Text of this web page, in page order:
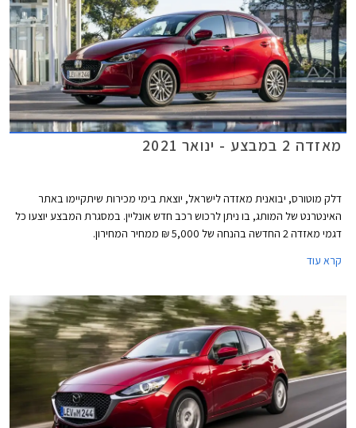
מאזדה 2 במבצע - ינואר 2021
דלק מוטורס, יבואנית מאזדה לישראל, יוצאת בימי מכירות שיתקיימו באתר
האינטרנט של המותג, בו ניתן לרכוש רכב חדש אונליין. במסגרת המבצע יוצעו כל
דגמי מאזדה 2 החדשה בהנחה של 5,000 ₪ ממחיר המחירון.
קרא עוד